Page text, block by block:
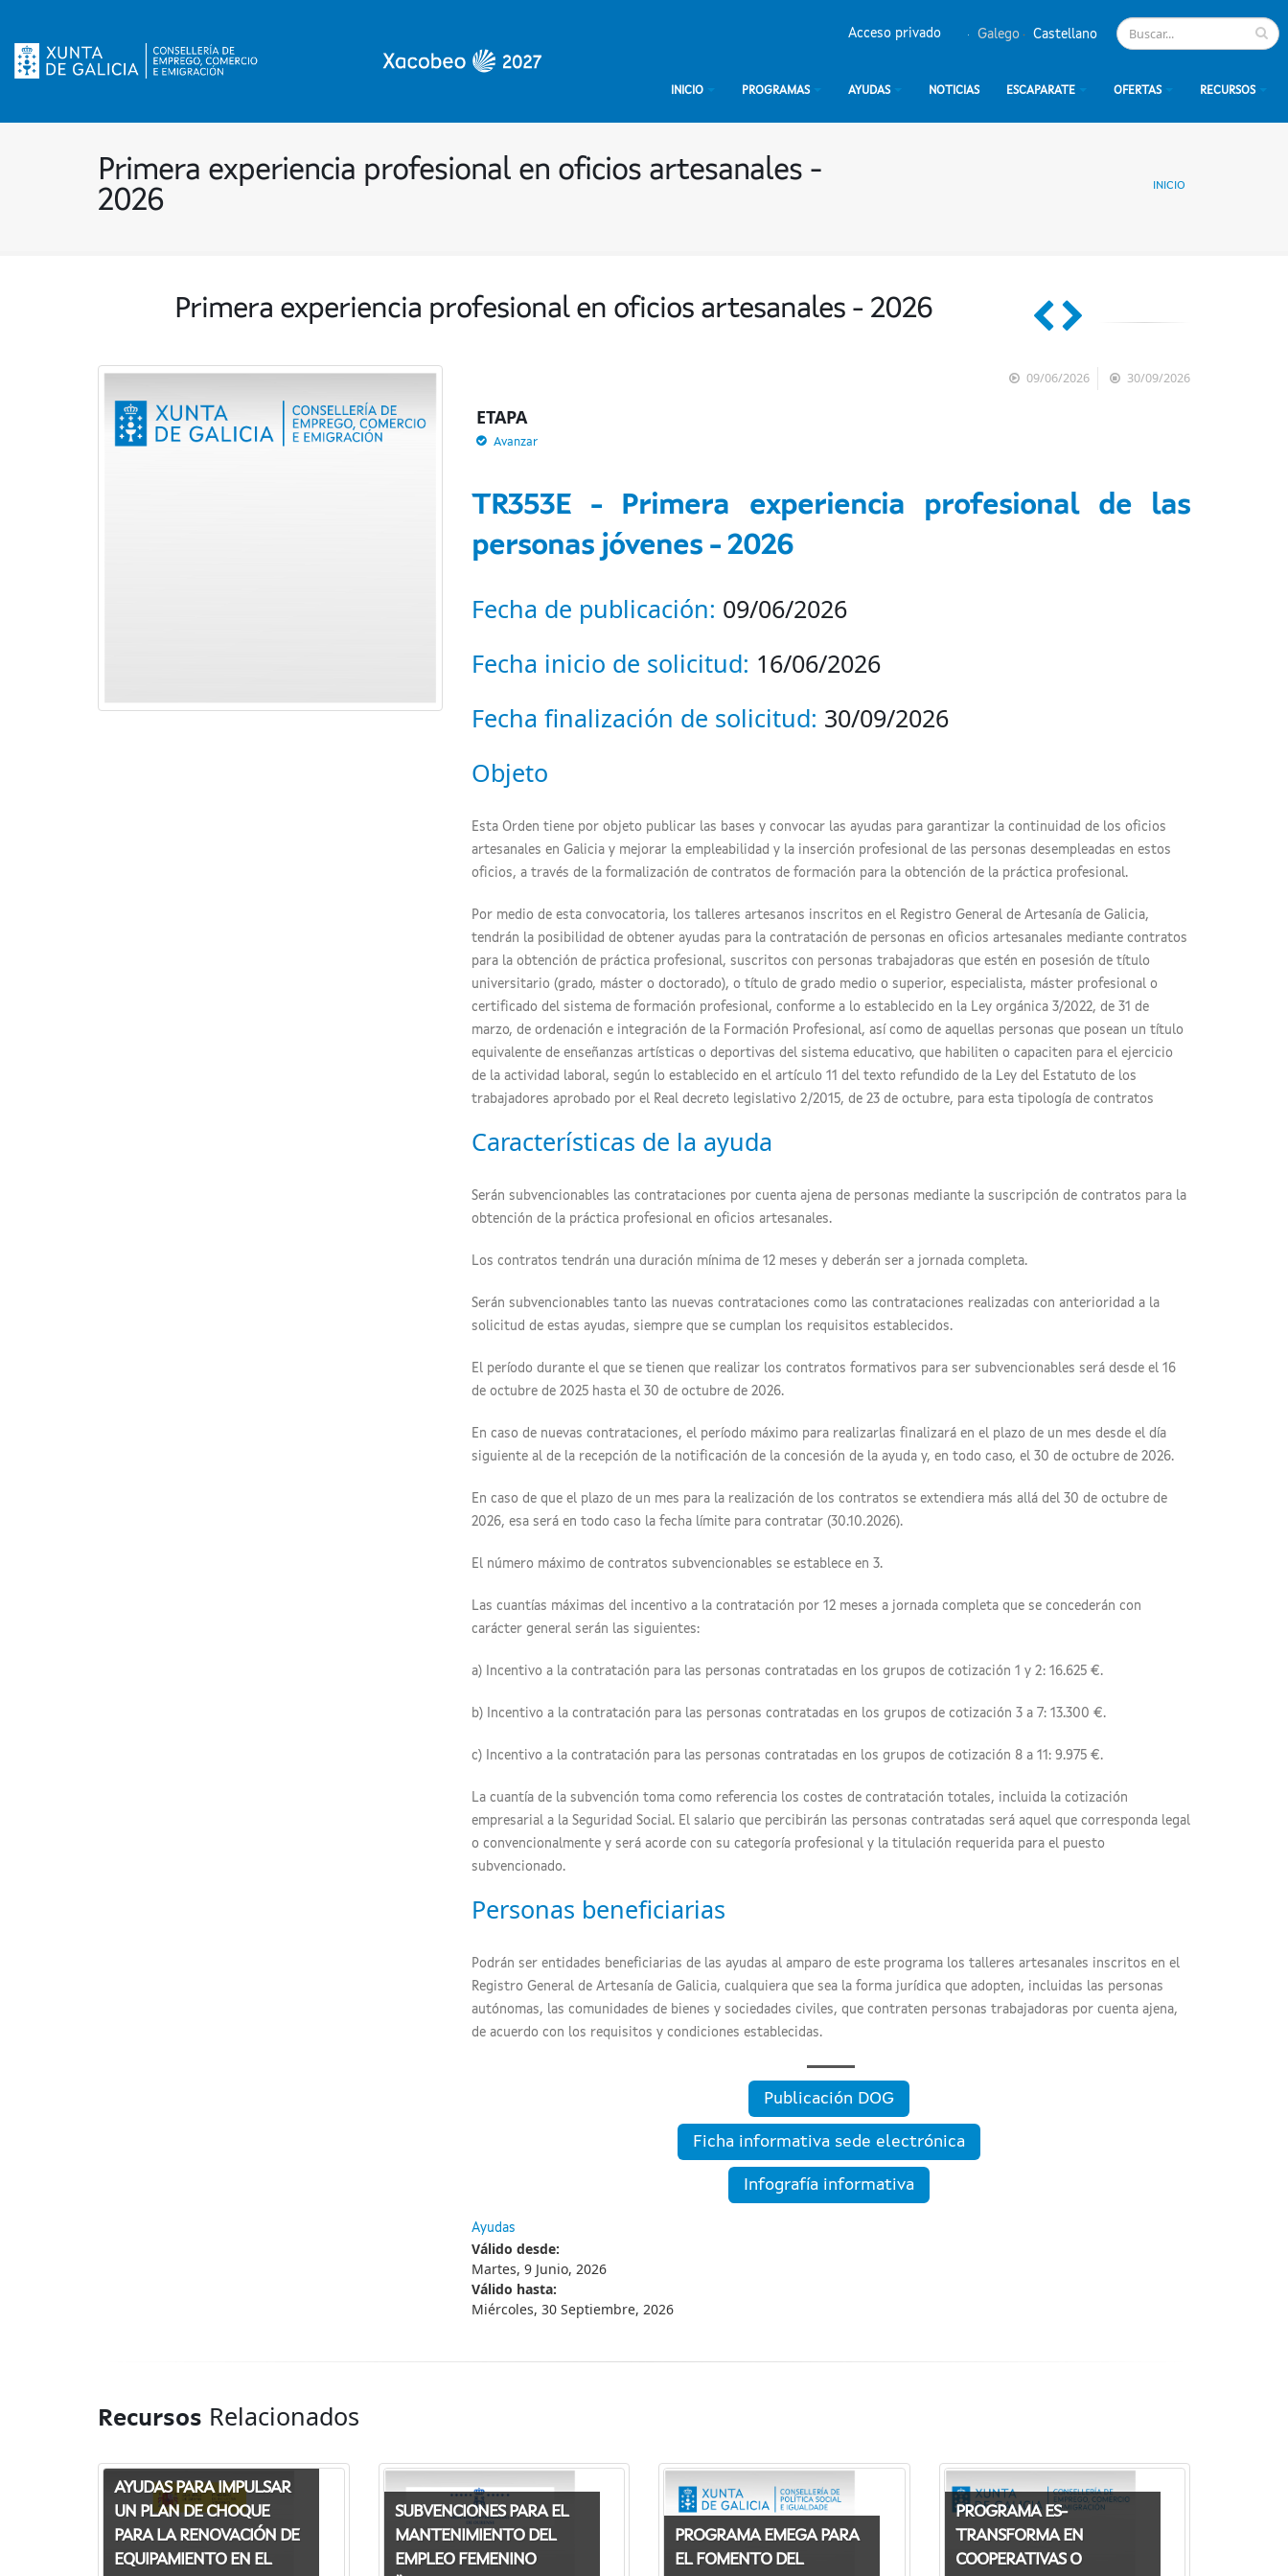
Galego Castellano
Acceso privado
INICIO PROGRAMAS AYUDAS NOTICIAS ESCAPARATE OFERTAS RECURSOS
Primera experiencia profesional en oficios artesanales -
2026
INICIO
Primera experiencia profesional en oficios artesanales - 2026
09/06/2026 30/09/2026
ETAPA
Avanzar
TR353E - Primera experiencia profesional de las
personas jóvenes - 2026
Fecha de publicación: 09/06/2026
Fecha inicio de solicitud: 16/06/2026
Fecha finalización de solicitud: 30/09/2026
Objeto
Esta Orden tiene por objeto publicar las bases y convocar las ayudas para garantizar la continuidad de los oficios
artesanales en Galicia y mejorar la empleabilidad y la inserción profesional de las personas desempleadas en estos
oficios, a través de la formalización de contratos de formación para la obtención de la práctica profesional.
Por medio de esta convocatoria, los talleres artesanos inscritos en el Registro General de Artesanía de Galicia,
tendrán la posibilidad de obtener ayudas para la contratación de personas en oficios artesanales mediante contratos
para la obtención de práctica profesional, suscritos con personas trabajadoras que estén en posesión de título
universitario (grado, máster o doctorado), o título de grado medio o superior, especialista, máster profesional o
certificado del sistema de formación profesional, conforme a lo establecido en la Ley orgánica 3/2022, de 31 de
marzo, de ordenación e integración de la Formación Profesional, así como de aquellas personas que posean un título
equivalente de enseñanzas artísticas o deportivas del sistema educativo, que habiliten o capaciten para el ejercicio
de la actividad laboral, según lo establecido en el artículo 11 del texto refundido de la Ley del Estatuto de los
trabajadores aprobado por el Real decreto legislativo 2/2015, de 23 de octubre, para esta tipología de contratos
Características de la ayuda
Serán subvencionables las contrataciones por cuenta ajena de personas mediante la suscripción de contratos para la
obtención de la práctica profesional en oficios artesanales.
Los contratos tendrán una duración mínima de 12 meses y deberán ser a jornada completa.
Serán subvencionables tanto las nuevas contrataciones como las contrataciones realizadas con anterioridad a la
solicitud de estas ayudas, siempre que se cumplan los requisitos establecidos.
El período durante el que se tienen que realizar los contratos formativos para ser subvencionables será desde el 16
de octubre de 2025 hasta el 30 de octubre de 2026.
En caso de nuevas contrataciones, el período máximo para realizarlas finalizará en el plazo de un mes desde el día
siguiente al de la recepción de la notificación de la concesión de la ayuda y, en todo caso, el 30 de octubre de 2026.
En caso de que el plazo de un mes para la realización de los contratos se extendiera más allá del 30 de octubre de
2026, esa será en todo caso la fecha límite para contratar (30.10.2026).
El número máximo de contratos subvencionables se establece en 3.
Las cuantías máximas del incentivo a la contratación por 12 meses a jornada completa que se concederán con
carácter general serán las siguientes:
a) Incentivo a la contratación para las personas contratadas en los grupos de cotización 1 y 2: 16.625 €.
b) Incentivo a la contratación para las personas contratadas en los grupos de cotización 3 a 7: 13.300 €.
c) Incentivo a la contratación para las personas contratadas en los grupos de cotización 8 a 11: 9.975 €.
La cuantía de la subvención toma como referencia los costes de contratación totales, incluida la cotización
empresarial a la Seguridad Social. El salario que percibirán las personas contratadas será aquel que corresponda legal
o convencionalmente y será acorde con su categoría profesional y la titulación requerida para el puesto
subvencionado.
Personas beneficiarias
Podrán ser entidades beneficiarias de las ayudas al amparo de este programa los talleres artesanales inscritos en el
Registro General de Artesanía de Galicia, cualquiera que sea la forma jurídica que adopten, incluidas las personas
autónomas, las comunidades de bienes y sociedades civiles, que contraten personas trabajadoras por cuenta ajena,
de acuerdo con los requisitos y condiciones establecidas.
Publicación DOG
Ficha informativa sede electrónica
Infografía informativa
Ayudas
Válido desde:
Martes, 9 Junio, 2026
Válido hasta:
Miércoles, 30 Septiembre, 2026
Recursos Relacionados
AYUDAS PARA IMPULSAR
UN PLAN DE CHOQUE
PARA LA RENOVACIÓN DE
EQUIPAMIENTO EN EL
SUBVENCIONES PARA EL
MANTENIMIENTO DEL
EMPLEO FEMENINO
PROGRAMA EMEGA PARA
EL FOMENTO DEL
PROGRAMA ES-
TRANSFORMA EN
COOPERATIVAS O